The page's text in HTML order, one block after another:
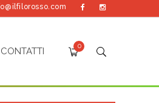
CONTATTI 0